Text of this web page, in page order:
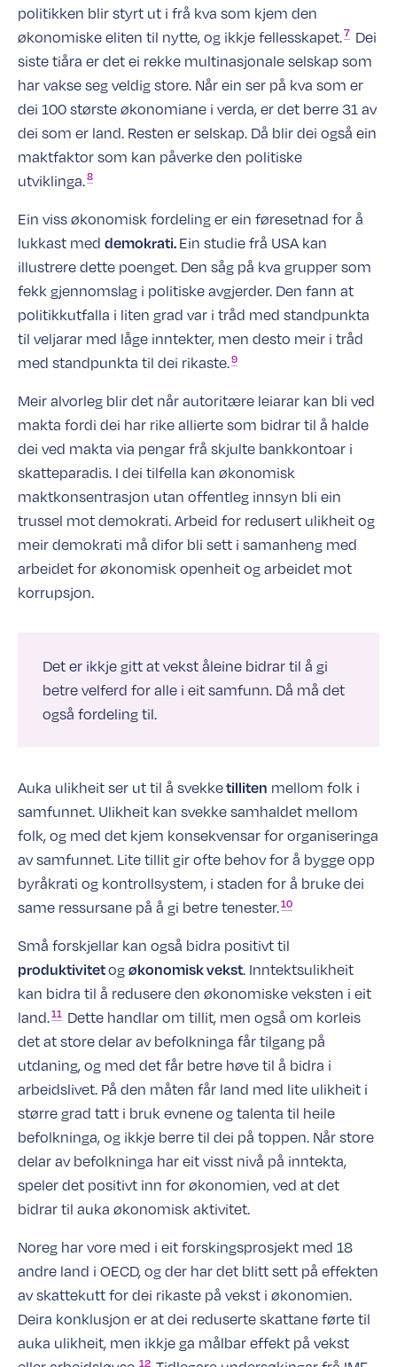
politikken blir styrt ut i frå kva som kjem den
økonomiske eliten til nytte, og ikkjefellesskapet.7 Dei
siste tiåra er det ei rekke multinasjonale selskap som
har vakse seg veldig store. Når ein ser på kva som er
dei 100 største økonomiane i verda, er det berre 31 av
dei som er land. Resten er selskap. Då blir dei også ein
maktfaktor som kan påverke den politiske
utviklinga.8
Ein viss økonomisk fordeling er ein føresetnad for å
lukkast med demokrati.Ein studie frå USA kan
illustrere dette poenget. Den såg på kva grupper som
fekk gjennomslag i politiske avgjerder. Den fann at
politikkutfalla i liten grad var i tråd med standpunkta
til veljarar med låge inntekter, men desto meir i tråd
med standpunkta til dei rikaste.9
Meir alvorleg blir det når autoritære leiarar kan bli ved
makta fordi dei har rike allierte som bidrar til å halde
dei ved makta via pengar frå skjulte bankkontoar i
skatteparadis. I dei tilfella kan økonomisk
maktkonsentrasjon utan offentleg innsyn bli ein
trussel mot demokrati. Arbeid for redusert ulikheit og
meir demokrati må difor bli sett i samanheng med
arbeidet for økonomisk openheit og arbeidet mot
korrupsjon.
Det er ikkje gitt at vekst åleine bidrar til å gi
betre velferd for alle i eit samfunn. Då må det
også fordeling til.
Auka ulikheit ser ut til å svekketilliten mellom folk i
samfunnet. Ulikheit kan svekke samhaldet mellom
folk, og med det kjem konsekvensar for organiseringa
av samfunnet. Lite tillit gir ofte behov for å bygge opp
byråkrati og kontrollsystem, i staden for å bruke dei
same ressursane på å gi betretenester.10
Små forskjellar kan også bidra positivt til
produktivitetogøkonomisk vekst. Inntektsulikheit
kan bidra til å redusere den økonomiske veksten i eit
land.11 Dette handlar om tillit, men også om korleis
det at store delar av befolkninga får tilgang på
utdaning, og med det får betre høve til å bidra i
arbeidslivet. På den måten får land med lite ulikheit i
større grad tatt i bruk evnene og talenta til heile
befolkninga, og ikkje berre til dei på toppen. Når store
delar av befolkninga har eit visst nivå på inntekta,
speler det positivt inn for økonomien, ved at det
bidrar til auka økonomisk aktivitet.
Noreg har vore med i eit forskingsprosjekt med 18
andre land i OECD, og der har det blitt sett på effekten
av skattekutt for dei rikaste på vekst i økonomien.
Deira konklusjon er at dei reduserte skattane førte til
auka ulikheit, men ikkje ga målbar effekt på vekst
12